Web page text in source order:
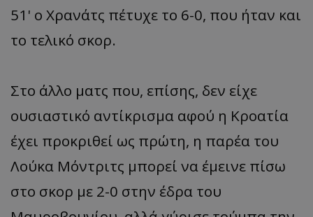
51' ο Χρανάτς πέτυχε το 6-0, που ήταν και
το τελικό σκορ.
Στο άλλο ματς που, επίσης, δεν είχε
ουσιαστικό αντίκρισμα αφού η Κροατία
έχει προκριθεί ως πρώτη, η παρέα του
Λούκα Μόντριτς μπορεί να έμεινε πίσω
στο σκορ με 2-0 στην έδρα του